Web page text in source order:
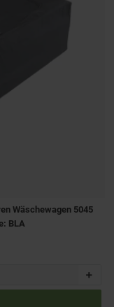
Wäschewagen 5045
BLA